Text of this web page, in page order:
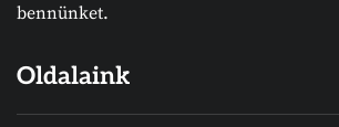
bennünket.
Oldalaink